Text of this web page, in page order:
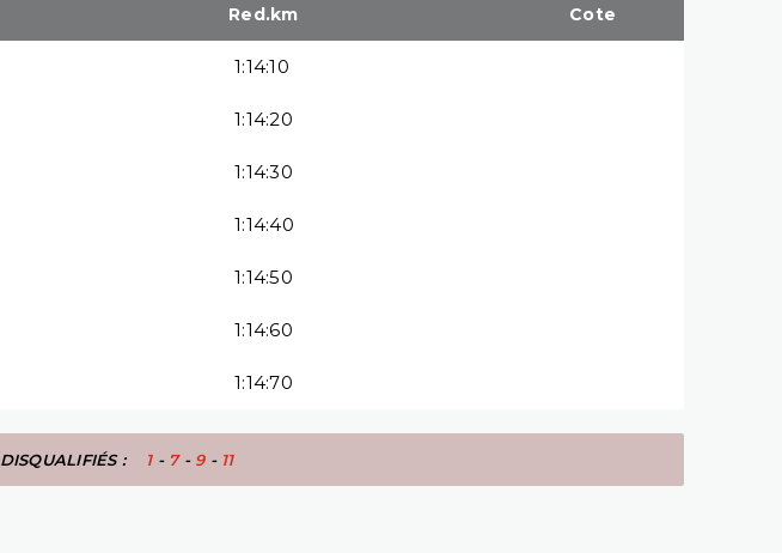
Red.km Cote
1:14:10
1:14:20
1:14:30
1:14:40
1:14:50
1:14:60
1:14:70
DISQUALIFIÉS : 1- 7- 9- 11